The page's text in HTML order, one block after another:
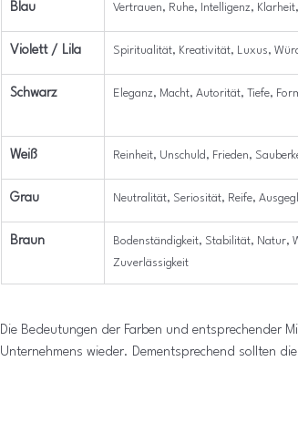
Blau Vertrauen, Ruhe, Intelligenz,
Violett / Lila Spiritualität, Kreativität, Luxus,
Schwarz Eleganz, Macht, Autorität, Tiefe,
Weiß Reinheit, Unschuld, Frieden,
Grau Neutralität, Seriosität, Reife,
Braun
Bodenständigkeit, Stabilität, Natur,
Zuverlässigkeit
Die Bedeutungen der Farben und entsprechender
Unternehmens wieder. Dementsprechend sollten